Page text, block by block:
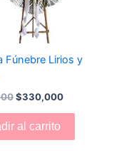
Fúnebre Lirios y
$330,000
al carrito